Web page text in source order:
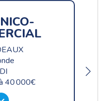
40 000